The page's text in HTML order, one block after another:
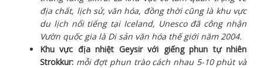
địa chất, lịch sử, văn hóa, đồng thời cũng là khu vực
du lịch nổi tiếng tại Iceland, Unesco đã công nhận
Vườn quốc gia là Di sản văn hóa thế giới năm 2004.
Khu vực địa nhiệt Geysir với giếng phun tự nhiên
Strokkur: mỗi đợt phun trào cách nhau 5-10 phút và